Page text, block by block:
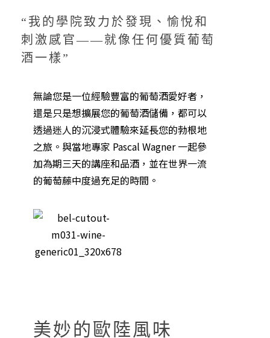
“我的學院致力於發現、愉悅和
刺激感官——就像任何優質葡萄
酒一樣”
無論您是一位經驗豐富的葡萄酒愛好者，
還是只是想擴展您的葡萄酒儲備，都可以
透過迷人的沉浸式體驗來延長您的勃根地
之旅。與當地專家 Pascal Wagner 一起參
加為期三天的講座和品酒，並在世界一流
的葡萄藤中度過充足的時間。
美妙的歐陸風味